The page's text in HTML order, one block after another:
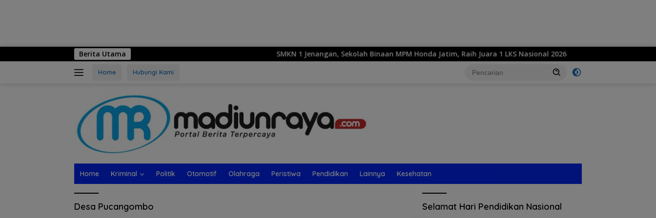
Berita Utama SMKN 1 Jenangan, Sekolah Binaan MPM Honda Jatim, Raih Juara 1 LKS Nasional 2026
Home Hubungi Kami
Home Kriminal Politik Otomotif Olahraga Peristiwa Pendidikan Lainnya Kesehatan
Desa Pucangombo Selamat Hari Pendidikan Nasional